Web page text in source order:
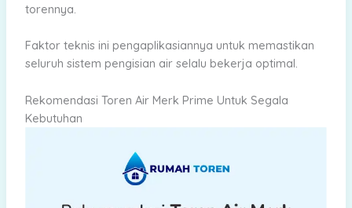
torennya.
Faktor teknis ini pengaplikasiannya untuk memastikan
seluruh sistem pengisian air selalu bekerja optimal.
Rekomendasi Toren Air Merk Prime Untuk Segala
Kebutuhan